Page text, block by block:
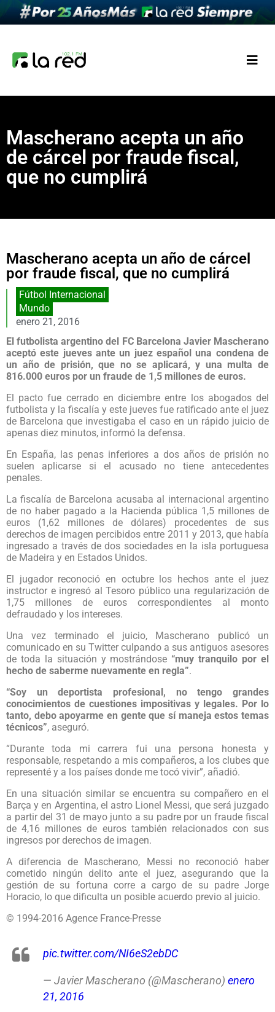
Mascherano acepta un año
de cárcel por fraude fiscal,
que no cumplirá
Mascherano acepta un año de cárcel
por fraude fiscal, que no cumplirá
Fútbol Internacional
Mundo
enero 21, 2016
El futbolista argentino del FC Barcelona Javier Mascherano
aceptó este jueves ante un juez español una condena de
un año de prisión, que no se aplicará, y una multa de
816.000 euros por un fraude de 1,5 millones de euros.
El pacto fue cerrado en diciembre entre los abogados del
futbolista y la fiscalía y este jueves fue ratificado ante el juez
de Barcelona que investigaba el caso en un rápido juicio de
apenas diez minutos, informó la defensa.
En España, las penas inferiores a dos años de prisión no
suelen aplicarse si el acusado no tiene antecedentes
penales.
La fiscalía de Barcelona acusaba al internacional argentino
de no haber pagado a la Hacienda pública 1,5 millones de
euros (1,62 millones de dólares) procedentes de sus
derechos de imagen percibidos entre 2011 y 2013, que había
ingresado a través de dos sociedades en la isla portuguesa
de Madeira y en Estados Unidos.
El jugador reconoció en octubre los hechos ante el juez
instructor e ingresó al Tesoro público una regularización de
1,75 millones de euros correspondientes al monto
defraudado y los intereses.
Una vez terminado el juicio, Mascherano publicó un
comunicado en su Twitter culpando a sus antiguos asesores
de toda la situación y mostrándose “muy tranquilo por el
hecho de saberme nuevamente en regla”.
“Soy un deportista profesional, no tengo grandes
conocimientos de cuestiones impositivas y legales. Por lo
tanto, debo apoyarme en gente que sí maneja estos temas
técnicos”, aseguró.
“Durante toda mi carrera fui una persona honesta y
responsable, respetando a mis compañeros, a los clubes que
representé y a los países donde me tocó vivir”, añadió.
En una situación similar se encuentra su compañero en el
Barça y en Argentina, el astro Lionel Messi, que será juzgado
a partir del 31 de mayo junto a su padre por un fraude fiscal
de 4,16 millones de euros también relacionados con sus
ingresos por derechos de imagen.
A diferencia de Mascherano, Messi no reconoció haber
cometido ningún delito ante el juez, asegurando que la
gestión de su fortuna corre a cargo de su padre Jorge
Horacio, lo que dificulta un posible acuerdo previo al juicio.
© 1994-2016 Agence France-Presse
pic.twitter.com/NI6eS2ebDC
— Javier Mascherano (@Mascherano) enero
21, 2016